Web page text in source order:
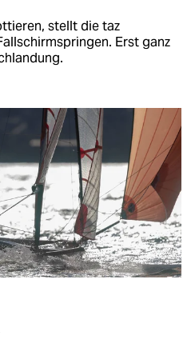
stellt die taz
Erst ganz